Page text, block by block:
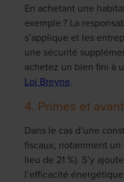
En achetant une
exemple ? La
s’applique et les
une sécurité
achetez un bien fini à
Loi Breyne.
4. Primes et
Dans le cas d’une
fiscaux, notamment
lieu de 21 %). S’y
l’efficacité